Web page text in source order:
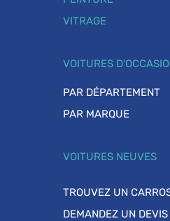
VITRAGE
VOITURES
PAR DÉPARTEMENT
PAR MARQUE
VOITURES NEUVES
TROUVEZ UN
DEMANDEZ UN DEVIS